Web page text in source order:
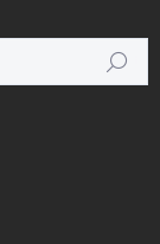
Hledat